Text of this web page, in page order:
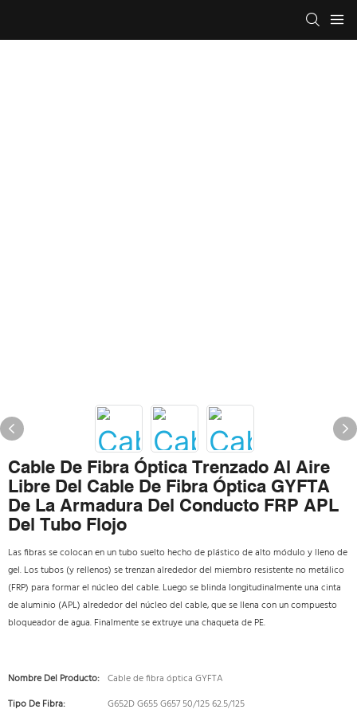
Cable De Fibra Óptica Trenzado Al Aire
Libre Del Cable De Fibra Óptica GYFTA
De La Armadura Del Conducto FRP APL
Del Tubo Flojo
Las fibras se colocan en un tubo suelto hecho de plástico de alto módulo y lleno de
gel. Los tubos (y rellenos) se trenzan alrededor del miembro resistente no metálico
(FRP) para formar el núcleo del cable. Luego se blinda longitudinalmente una cinta
de aluminio (APL) alrededor del núcleo del cable, que se llena con un compuesto
bloqueador de agua. Finalmente se extruye una chaqueta de PE.
Nombre Del Producto: Cable de fibra óptica GYFTA
Tipo De Fibra:
G652D G655 G657 50/125 62.5/125